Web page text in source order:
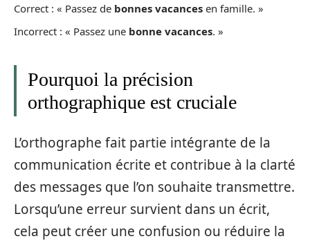
Correct : « Passez de bonnes vacances en famille. »
Incorrect : « Passez une bonne vacances. »
Pourquoi la précision
orthographique est cruciale
L’orthographe fait partie intégrante de la
communication écrite et contribue à la clarté
des messages que l’on souhaite transmettre.
Lorsqu’une erreur survient dans un écrit,
cela peut créer une confusion ou réduire la